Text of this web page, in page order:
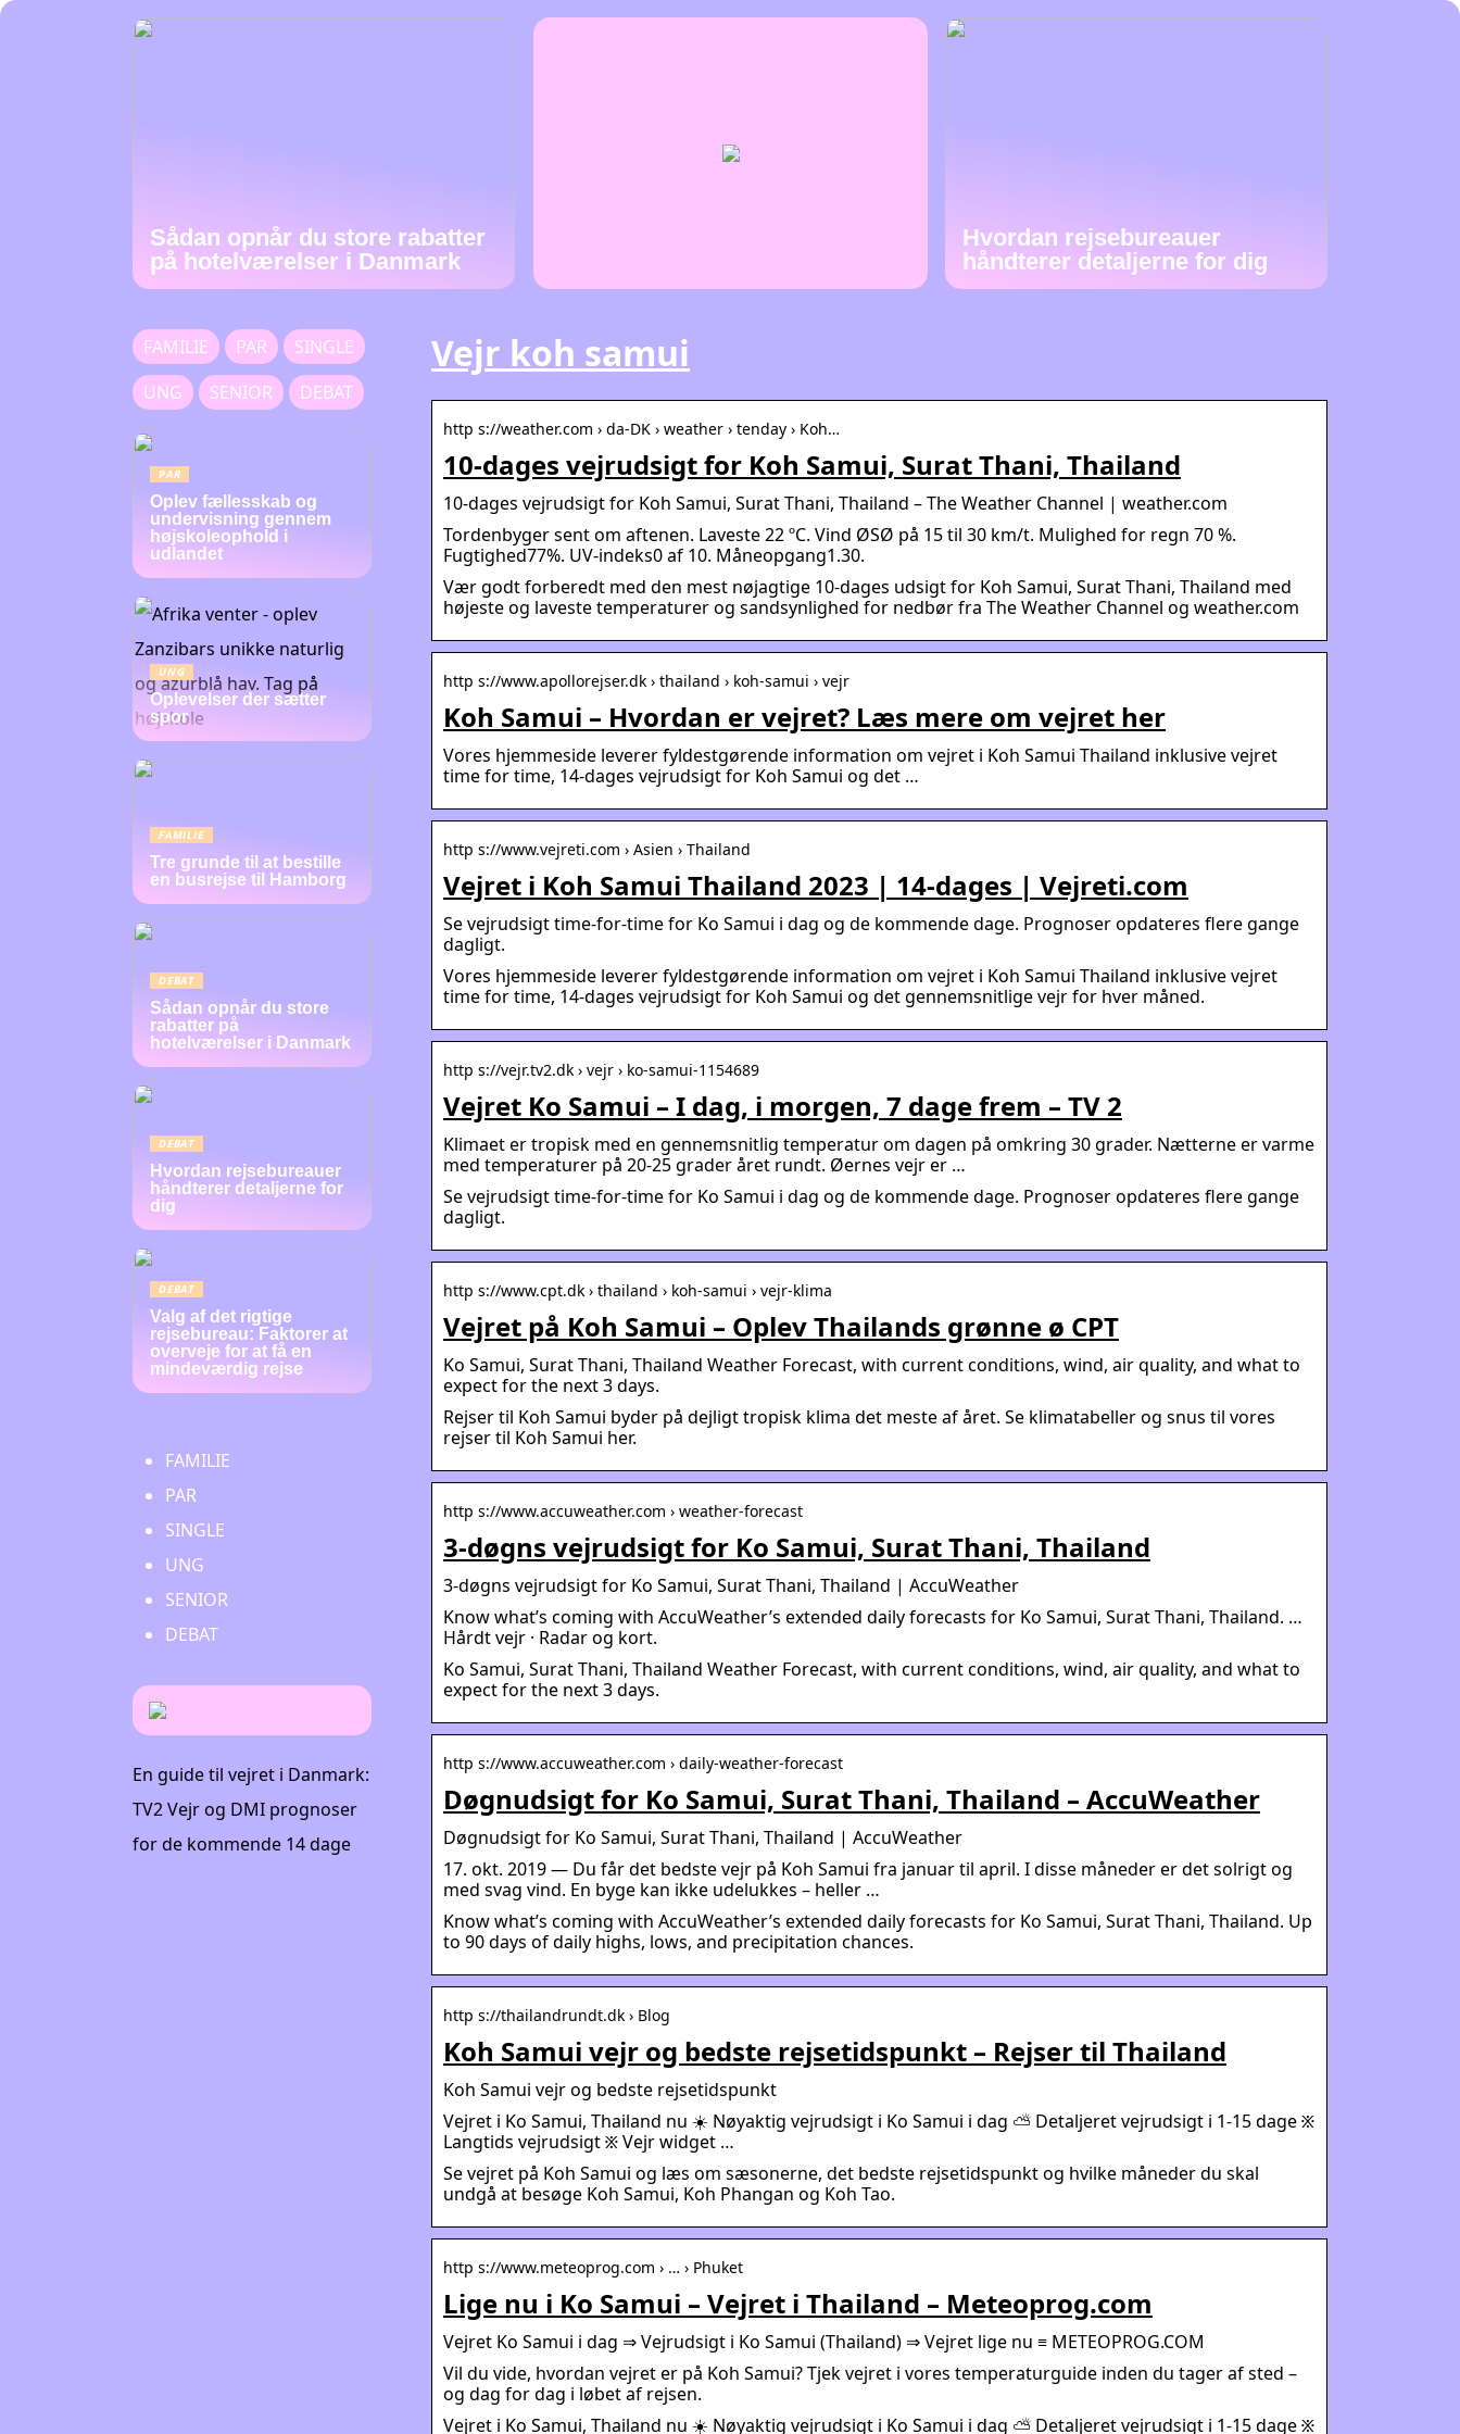
Sådan opnår du store rabatter
på hotelværelser i Danmark
Hvordan rejsebureauer
håndterer detaljerne for dig
Vejr koh samui
http s://weather.com › da-DK › weather › tenday › Koh…
10-dages vejrudsigt for Koh Samui, Surat Thani, Thailand
10-dages vejrudsigt for Koh Samui, Surat Thani, Thailand – The Weather Channel | weather.com
Tordenbyger sent om aftenen. Laveste 22 ºC. Vind ØSØ på 15 til 30 km/t. Mulighed for regn 70 %.
Fugtighed77%. UV-indeks0 af 10. Måneopgang1.30.
Vær godt forberedt med den mest nøjagtige 10-dages udsigt for Koh Samui, Surat Thani, Thailand med
højeste og laveste temperaturer og sandsynlighed for nedbør fra The Weather Channel og weather.com
http s://www.apollorejser.dk › thailand › koh-samui › vejr
Koh Samui – Hvordan er vejret? Læs mere om vejret her
Vores hjemmeside leverer fyldestgørende information om vejret i Koh Samui Thailand inklusive vejret
time for time, 14-dages vejrudsigt for Koh Samui og det …
http s://www.vejreti.com › Asien › Thailand
Vejret i Koh Samui Thailand 2023 | 14-dages | Vejreti.com
Se vejrudsigt time-for-time for Ko Samui i dag og de kommende dage. Prognoser opdateres flere gange
dagligt.
Vores hjemmeside leverer fyldestgørende information om vejret i Koh Samui Thailand inklusive vejret
time for time, 14-dages vejrudsigt for Koh Samui og det gennemsnitlige vejr for hver måned.
http s://vejr.tv2.dk › vejr › ko-samui-1154689
Vejret Ko Samui – I dag, i morgen, 7 dage frem – TV 2
Klimaet er tropisk med en gennemsnitlig temperatur om dagen på omkring 30 grader. Nætterne er varme
med temperaturer på 20-25 grader året rundt. Øernes vejr er …
Se vejrudsigt time-for-time for Ko Samui i dag og de kommende dage. Prognoser opdateres flere gange
dagligt.
http s://www.cpt.dk › thailand › koh-samui › vejr-klima
Vejret på Koh Samui – Oplev Thailands grønne ø CPT
Ko Samui, Surat Thani, Thailand Weather Forecast, with current conditions, wind, air quality, and what to
expect for the next 3 days.
Rejser til Koh Samui byder på dejligt tropisk klima det meste af året. Se klimatabeller og snus til vores
rejser til Koh Samui her.
http s://www.accuweather.com › weather-forecast
3-døgns vejrudsigt for Ko Samui, Surat Thani, Thailand
3-døgns vejrudsigt for Ko Samui, Surat Thani, Thailand | AccuWeather
Know what’s coming with AccuWeather’s extended daily forecasts for Ko Samui, Surat Thani, Thailand. …
Hårdt vejr · Radar og kort.
Ko Samui, Surat Thani, Thailand Weather Forecast, with current conditions, wind, air quality, and what to
expect for the next 3 days.
http s://www.accuweather.com › daily-weather-forecast
Døgnudsigt for Ko Samui, Surat Thani, Thailand – AccuWeather
Døgnudsigt for Ko Samui, Surat Thani, Thailand | AccuWeather
17. okt. 2019 — Du får det bedste vejr på Koh Samui fra januar til april. I disse måneder er det solrigt og
med svag vind. En byge kan ikke udelukkes – heller …
Know what’s coming with AccuWeather’s extended daily forecasts for Ko Samui, Surat Thani, Thailand. Up
to 90 days of daily highs, lows, and precipitation chances.
http s://thailandrundt.dk › Blog
Koh Samui vejr og bedste rejsetidspunkt – Rejser til Thailand
Koh Samui vejr og bedste rejsetidspunkt
Vejret i Ko Samui, Thailand nu ☀️ Nøyaktig vejrudsigt i Ko Samui i dag ⛅ Detaljeret vejrudsigt i 1-15 dage ፠
Langtids vejrudsigt ፠ Vejr widget …
Se vejret på Koh Samui og læs om sæsonerne, det bedste rejsetidspunkt og hvilke måneder du skal
undgå at besøge Koh Samui, Koh Phangan og Koh Tao.
http s://www.meteoprog.com › … › Phuket
Lige nu i Ko Samui – Vejret i Thailand – Meteoprog.com
Vejret Ko Samui i dag ⇒ Vejrudsigt i Ko Samui (Thailand) ⇒ Vejret lige nu ≡ METEOPROG.COM
Vil du vide, hvordan vejret er på Koh Samui? Tjek vejret i vores temperaturguide inden du tager af sted –
og dag for dag i løbet af rejsen.
Vejret i Ko Samui, Thailand nu ☀️ Nøyaktig vejrudsigt i Ko Samui i dag ⛅ Detaljeret vejrudsigt i 1-15 dage ፠
FAMILIE PAR
SINGLE
UNG
SENIOR DEBAT
PAR
Oplev fællesskab og
undervisning gennem
højskoleophold i
udlandet
UNG
Oplevelser der sætter
spor
FAMILIE
Tre grunde til at bestille
en busrejse til Hamborg
DEBAT
Sådan opnår du store
rabatter på
hotelværelser i Danmark
DEBAT
Hvordan rejsebureauer
håndterer detaljerne for
dig
DEBAT
Valg af det rigtige
rejsebureau: Faktorer at
overveje for at få en
mindeværdig rejse
FAMILIE
PAR
SINGLE
UNG
SENIOR
DEBAT
En guide til vejret i Danmark:
TV2 Vejr og DMI prognoser
for de kommende 14 dage